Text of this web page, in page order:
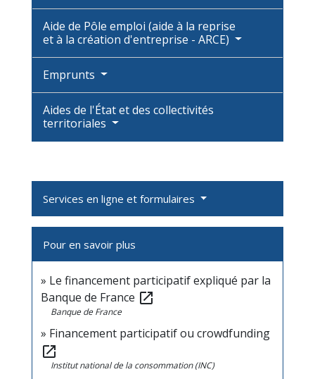
Aide de Pôle emploi (aide à la reprise
et à la création d'entreprise - ARCE)
Emprunts
Aides de l'État et des collectivités
territoriales
Services en ligne et formulaires
Pour en savoir plus
Le financement participatif expliqué par la
Banque de France open_in_new
Banque de France
Financement participatif ou crowdfunding
open_in_new
Institut national de la consommation (INC)